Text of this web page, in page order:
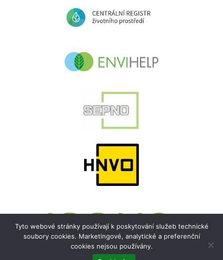
Tyto webové stránky používají k poskytování služeb technické
soubory cookies. Marketingové, analytické a preferenční
cookies nejsou používány.